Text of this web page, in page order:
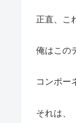
正直、こ
俺はこの
コンポー
それは、